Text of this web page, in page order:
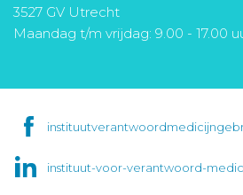
3527 GV Utrecht
Maandag t/m vrijdag: 9.00 - 17.00
instituut-voor-verantwoord-